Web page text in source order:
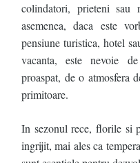
colindatori, prieteni sau
asemenea, daca este
pensiune turistica, hotel
vacanta, este nevoie
proaspat, de o atmosfera
primitoare.
In sezonul rece, florile si
ingrijit, mai ales ca